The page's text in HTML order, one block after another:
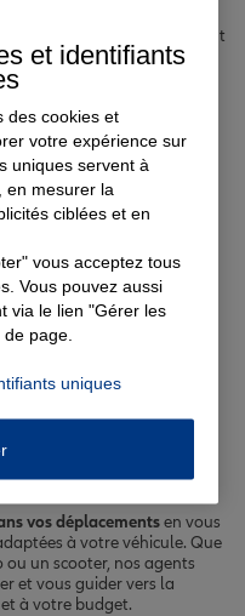
sur la rue de Lille ou
s'agisse d'un appartement
maison près du complexe
optimale grâce à notre
d'acquérir un bien
immobiliervous
que votre santé est
complémentaire santé
pour vous offrir des
vie à Roncq
vous accompagnent
et vous proposer les
pas à les contacter
comment nous
le plus pour vous.
auto, moto
Roncq
vos déplacementsen vous
à votre véhicule. Que
un scooter, nos agents
et vous guider vers la
à votre budget.
et identifiants
des cookies et
votre expérience sur
uniques servent à
en mesurer la
ciblées et en
vous acceptez tous
Vous pouvez aussi
via le lien "Gérer les
page.
uniques